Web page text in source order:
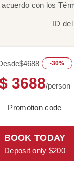
con los
ID
$4688 -30%
3688/person
Promotion code
BOOK TODAY
Deposit only $200